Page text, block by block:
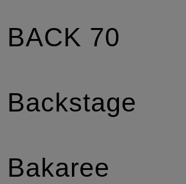
BACK 70
Backstage
Bakaree